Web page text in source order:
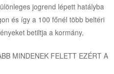
jogrend lépett hatályba
és így a 100 főnél több beltéri
betiltja a kormány,
MINDENEK FELETT EZÉRT A